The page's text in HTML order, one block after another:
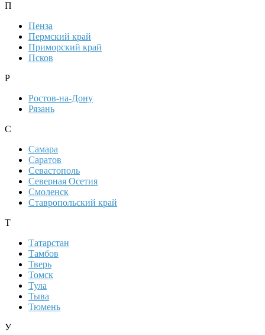
П
Пенза
Пермский край
Приморский край
Псков
Р
Ростов-на-Дону
Рязань
С
Самара
Саратов
Севастополь
Северная Осетия
Смоленск
Ставропольский край
Т
Татарстан
Тамбов
Тверь
Томск
Тула
Тыва
Тюмень
У